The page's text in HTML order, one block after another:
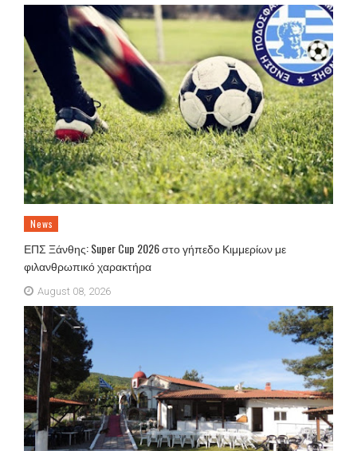
News
ΕΠΣ Ξάνθης: Super Cup 2026 στο γήπεδο Κιμμερίων με
φιλανθρωπικό χαρακτήρα
August 08, 2026